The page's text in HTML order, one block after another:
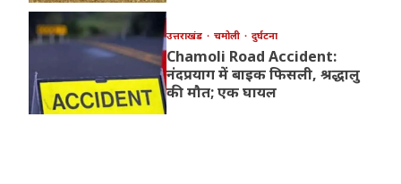
उत्तराखंड चमोली दुर्घटना
Chamoli Road Accident:
नंदप्रयाग में बाइक फिसली, श्रद्धालु
की मौत; एक घायल